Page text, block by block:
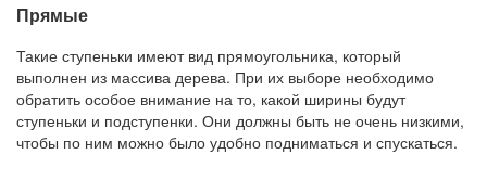
Прямые
Такие ступеньки имеют вид прямоугольника, который
выполнен из массива дерева. При их выборе необходимо
обратить особое внимание на то, какой ширины будут
ступеньки и подступенки. Они должны быть не очень низкими,
чтобы по ним можно было удобно подниматься и спускаться.